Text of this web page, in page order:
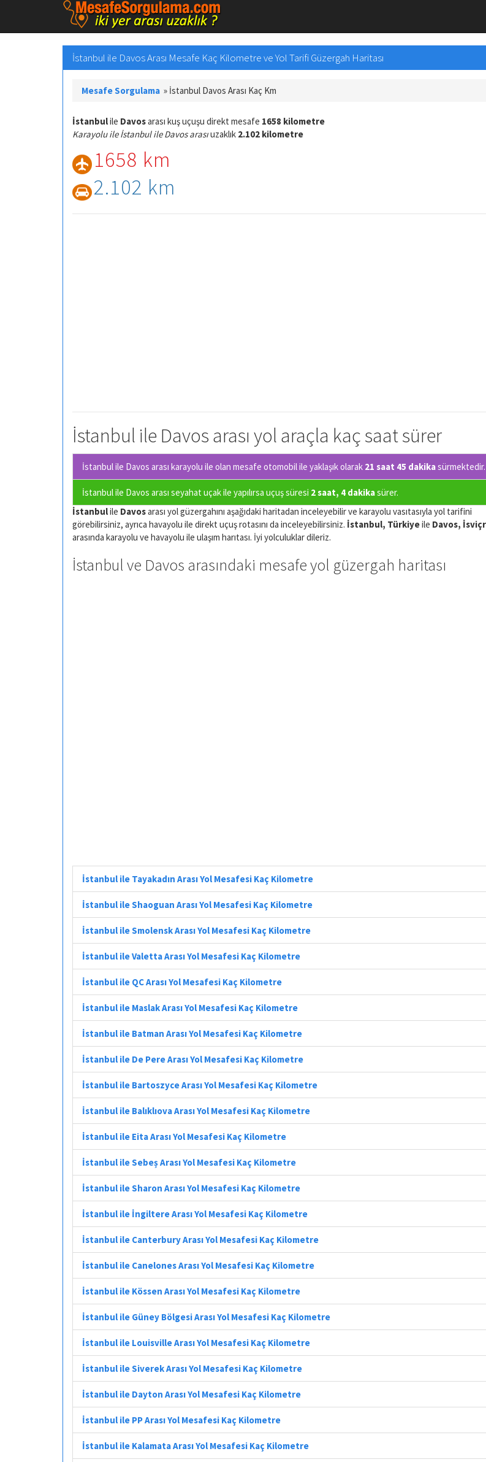
İstanbul ile Davos Arası Mesafe Kaç Kilometre ve Yol Tarifi Güzergah Haritası
Mesafe Sorgulama » İstanbul Davos Arası Kaç Km
İstanbulile Davosarası kuş uçuşu direkt mesafe 1658 kilometre
Karayolu ile İstanbul ile Davos arasıuzaklık 2.102 kilometre
1658 km
2.102 km
İstanbul ile Davos arası yol araçla kaç saat sürer
İstanbul ile Davos arası karayolu ile olan mesafe otomobil ile yaklaşık olarak 21 saat 45 dakikasürmektedir.
İstanbul ile Davos arası seyahat uçak ile yapılırsa uçuş süresi 2 saat, 4 dakikasürer.
İstanbulile Davosarası yol güzergahını aşağıdaki haritadan inceleyebilir ve karayolu vasıtasıyla yol tarifini
görebilirsiniz, ayrıca havayolu ile direkt uçuş rotasını da inceleyebilirsiniz. İstanbul, Türkiyeile Davos,
arasında karayolu ve havayolu ile ulaşım harıtası. İyi yolculuklar dileriz.
İstanbul ve Davos arasındaki mesafe yol güzergah haritası
İstanbul ile Tayakadın Arası Yol Mesafesi Kaç Kilometre
İstanbul ile Shaoguan Arası Yol Mesafesi Kaç Kilometre
İstanbul ile Smolensk Arası Yol Mesafesi Kaç Kilometre
İstanbul ile Valetta Arası Yol Mesafesi Kaç Kilometre
İstanbul ile QC Arası Yol Mesafesi Kaç Kilometre
İstanbul ile Maslak Arası Yol Mesafesi Kaç Kilometre
İstanbul ile Batman Arası Yol Mesafesi Kaç Kilometre
İstanbul ile De Pere Arası Yol Mesafesi Kaç Kilometre
İstanbul ile Bartoszyce Arası Yol Mesafesi Kaç Kilometre
İstanbul ile Balıklıova Arası Yol Mesafesi Kaç Kilometre
İstanbul ile Eita Arası Yol Mesafesi Kaç Kilometre
İstanbul ile Sebeș Arası Yol Mesafesi Kaç Kilometre
İstanbul ile Sharon Arası Yol Mesafesi Kaç Kilometre
İstanbul ile İngiltere Arası Yol Mesafesi Kaç Kilometre
İstanbul ile Canterbury Arası Yol Mesafesi Kaç Kilometre
İstanbul ile Canelones Arası Yol Mesafesi Kaç Kilometre
İstanbul ile Kössen Arası Yol Mesafesi Kaç Kilometre
İstanbul ile Güney Bölgesi Arası Yol Mesafesi Kaç Kilometre
İstanbul ile Louisville Arası Yol Mesafesi Kaç Kilometre
İstanbul ile Siverek Arası Yol Mesafesi Kaç Kilometre
İstanbul ile Dayton Arası Yol Mesafesi Kaç Kilometre
İstanbul ile PP Arası Yol Mesafesi Kaç Kilometre
İstanbul ile Kalamata Arası Yol Mesafesi Kaç Kilometre